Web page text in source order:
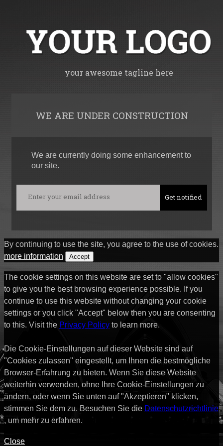
your awesome tagline here
WE ARE UNDER CONSTRUCTION
We are currently doing some enhancement to
our site.
By continuing to use the site, you agree to the use of cookies.
more information
Accept
The cookie settings on this website are set to "allow cookies"
to give you the best browsing experience possible. If you
continue to use this website without changing your cookie
settings or you click "Accept" below then you are consenting
to this. Visit the Privacy Policy to learn more.
Die Cookie-Einstellungen auf dieser Website sind auf
"Cookies zulassen" eingestellt, um Ihnen die bestmögliche
Browser-Erfahrung zu bieten. Wenn Sie diese Website
weiterhin verwenden, ohne Ihre Cookie-Einstellungen zu
ändern, oder wenn Sie unten auf "Akzeptieren" klicken,
stimmen Sie dem zu. Besuchen Sie die Datenschutzrichtlinie
, um mehr zu erfahren.
Close